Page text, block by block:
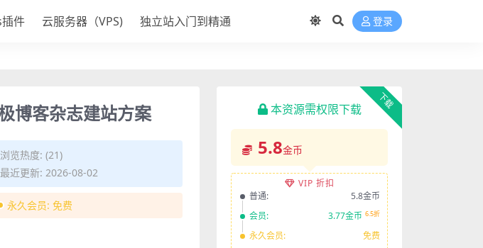
件 云服务器（VPS) 独立站入门到精通 登录
博客杂志建站方案
浏览热度: (21)
最近更新: 2026-08-02
永久会员: 免费
下载
本资源需权限下载
5.8金币
VIP 折扣
普通:
5.8金币
会员:
3.77金币 6.5折
永久会员: 免费